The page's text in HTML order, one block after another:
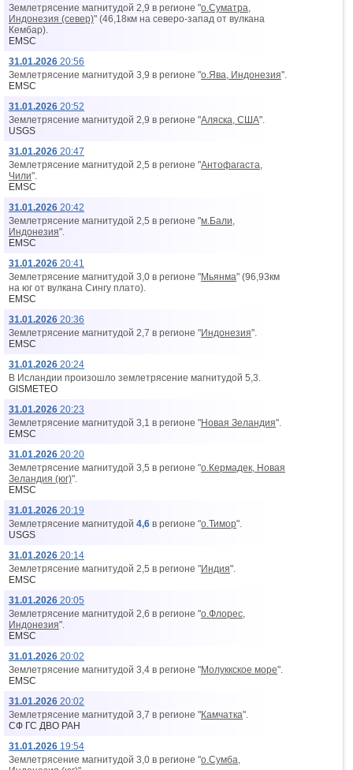
Землетрясение магнитудой 2,9 в регионе "о.Суматра,
Индонезия (север)" (46,18км на северо-запад от вyлкана
Кембар).
EMSC
31.01.2026 20:56
Землетрясение магнитудой 3,9 в регионе "о.Ява, Индонезия".
EMSC
31.01.2026 20:52
Землетрясение магнитудой 2,9 в регионе "Аляска, США".
USGS
31.01.2026 20:47
Землетрясение магнитудой 2,5 в регионе "Антофагаста,
Чили".
EMSC
31.01.2026 20:42
Землетрясение магнитудой 2,5 в регионе "м.Бали,
Индонезия".
EMSC
31.01.2026 20:41
Землетрясение магнитудой 3,0 в регионе "Мьянма" (96,93км
на юг от вyлкана Сингу плато).
EMSC
31.01.2026 20:36
Землетрясение магнитудой 2,7 в регионе "Индонезия".
EMSC
31.01.2026 20:24
В Исландии произошло землетрясение магнитудой 5,3.
GISMETEO
31.01.2026 20:23
Землетрясение магнитудой 3,1 в регионе "Новая Зеландия".
EMSC
31.01.2026 20:20
Землетрясение магнитудой 3,5 в регионе "о.Кермадек, Новая
Зеландия (юг)".
EMSC
31.01.2026 20:19
Землетрясение магнитудой 4,6 в регионе "о.Тимор".
USGS
31.01.2026 20:14
Землетрясение магнитудой 2,5 в регионе "Индия".
EMSC
31.01.2026 20:05
Землетрясение магнитудой 2,6 в регионе "о.Флорес,
Индонезия".
EMSC
31.01.2026 20:02
Землетрясение магнитудой 3,4 в регионе "Молуккское море".
EMSC
31.01.2026 20:02
Землетрясение магнитудой 3,7 в регионе "Камчатка".
СФ ГС ДВО РАН
31.01.2026 19:54
Землетрясение магнитудой 3,0 в регионе "о.Сумба,